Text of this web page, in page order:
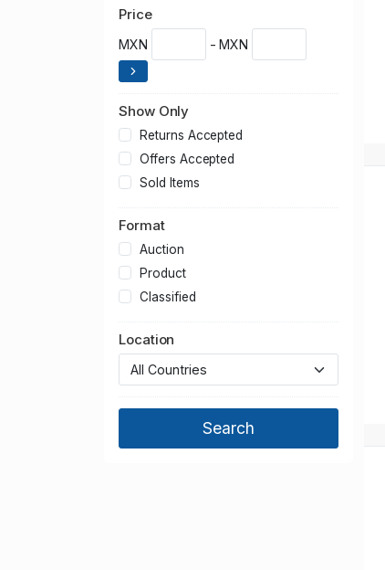
Varios
Lineas
Tienda Online
Materiales
Herramientas
Price
MXN - MXN
Show Only
Returns Accepted
Offers Accepted
Sold Items
Format
Auction
Product
Classified
Location